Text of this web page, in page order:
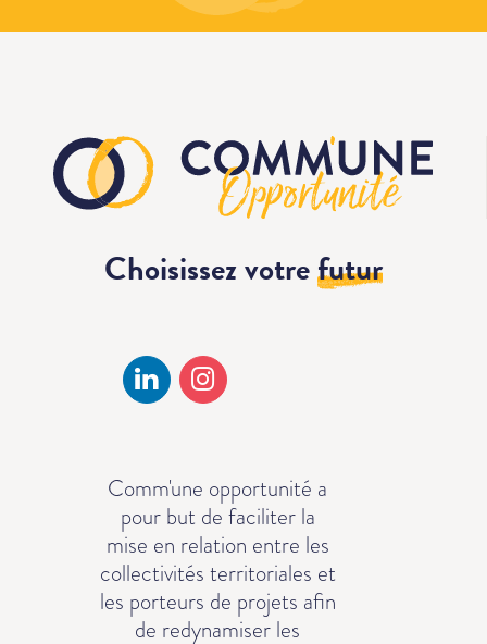
Choisissez votrefutur
Comm'une opportunité a
pour but de faciliter la
mise en relation entre les
collectivités territoriales et
les porteurs de projets afin
de redynamiser les